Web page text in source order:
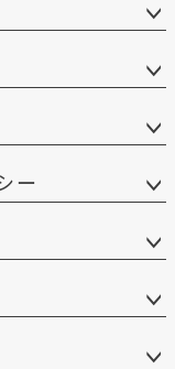
ー